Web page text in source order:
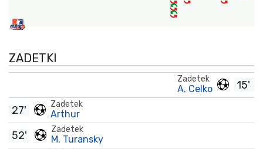
ZADETKI
15'
Zadetek
A. Celko
Zadetek
Arthur
27'
Zadetek
M. Turansky
52'